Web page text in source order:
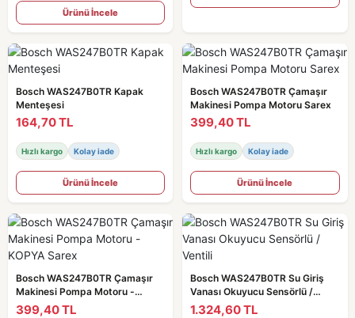
Ürünü İncele
Bosch WAS247B0TR Kapak
Menteşesi
164,70 TL
Hızlı kargo Kolay iade
Ürünü İncele
Bosch WAS247B0TR Çamaşır
Makinesi Pompa Motoru Sarex
399,40 TL
Hızlı kargo Kolay iade
Ürünü İncele
Bosch WAS247B0TR Çamaşır
Makinesi Pompa Motoru -
KOPYA Sarex
399,40 TL
Bosch WAS247B0TR Su Giriş
Vanası Okuyucu Sensörlü /
Ventili
1.324,60 TL